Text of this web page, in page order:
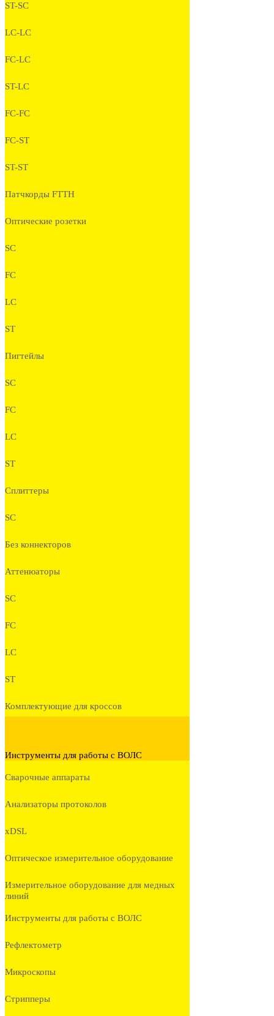
ST-SC
LC-LC
FC-LC
ST-LC
FC-FC
FC-ST
ST-ST
Патчкорды FTTH
Оптические розетки
SC
FC
LC
ST
Пигтейлы
SC
FC
LC
ST
Сплиттеры
SC
Без коннекторов
Аттенюаторы
SC
FC
LC
ST
Комплектующие для кроссов
Инструменты для работы с ВОЛС
Сварочные аппараты
Анализаторы протоколов
xDSL
Оптическое измерительное оборудование
Измерительное оборудование для медных
линий
Инструменты для работы с ВОЛС
Рефлектометр
Микроскопы
Стрипперы